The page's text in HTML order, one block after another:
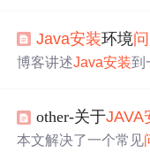
可能出现的常见问题
成功安装 并运行Java
Java安装环境
博客讲述Java安装到
目录、C盘用户目录
_MSIUI_FLAG文件
other-关于JAVA
本文解决了一个常见